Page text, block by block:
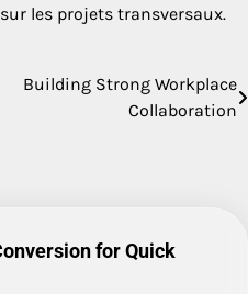
les projets transversaux.
Building Strong Workplace
Collaboration
for Quick